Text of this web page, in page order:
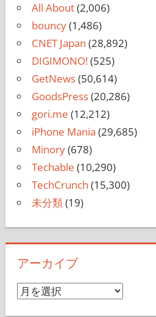
All About(2,006)
bouncy(1,486)
CNET Japan (28,892)
DIGIMONO!(525)
GetNews(50,614)
GoodsPress(20,286)
gori.me (12,212)
iPhone Mania (29,685)
Minory(678)
Techable (10,290)
TechCrunch (15,300)
未分類(19)
アーカイブ
ア